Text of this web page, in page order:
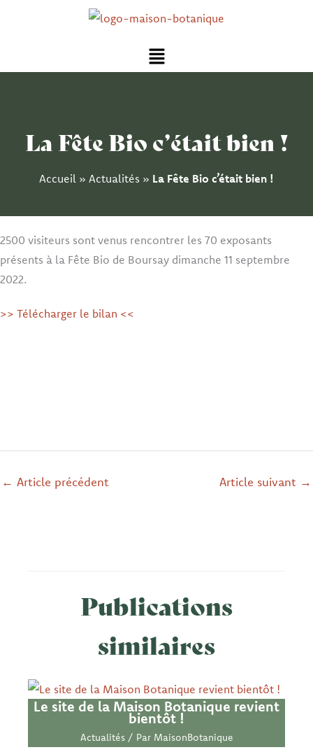
Menu
La Fête Bio c’était bien !
Accueil » Actualités » La Fête Bio c’était bien !
2500 visiteurs sont venus rencontrer les 70 exposants
présents à la Fête Bio de Boursay dimanche 11 septembre
2022.
>> Télécharger le bilan <<
← Article précédent Article suivant →
Publications
similaires
Le site de la Maison Botanique revient
bientôt !
Actualités/ Par MaisonBotanique